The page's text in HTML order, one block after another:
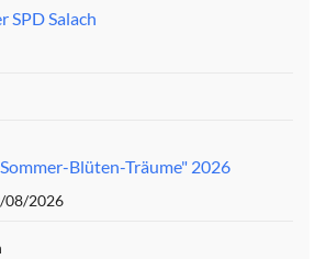
SPD Salach
Blüten-Träume" 2026
08/2026